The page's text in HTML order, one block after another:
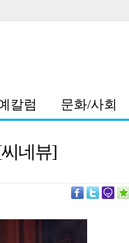
칼럼 문화/사회
네뷰]